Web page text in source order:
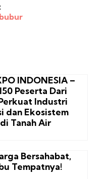
INDONESIA –
Peserta Dari
Industri
dan Ekosistem
Tanah Air
Bersahabat,
Tempatnya!